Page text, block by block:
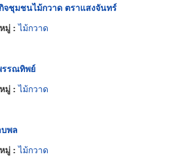
จชุมชนไม้กวาด ตราแสงจันทร์
มู่ :ไม้กวาด
รรณทิพย์
มู่ :ไม้กวาด
พล
มู่ :ไม้กวาด